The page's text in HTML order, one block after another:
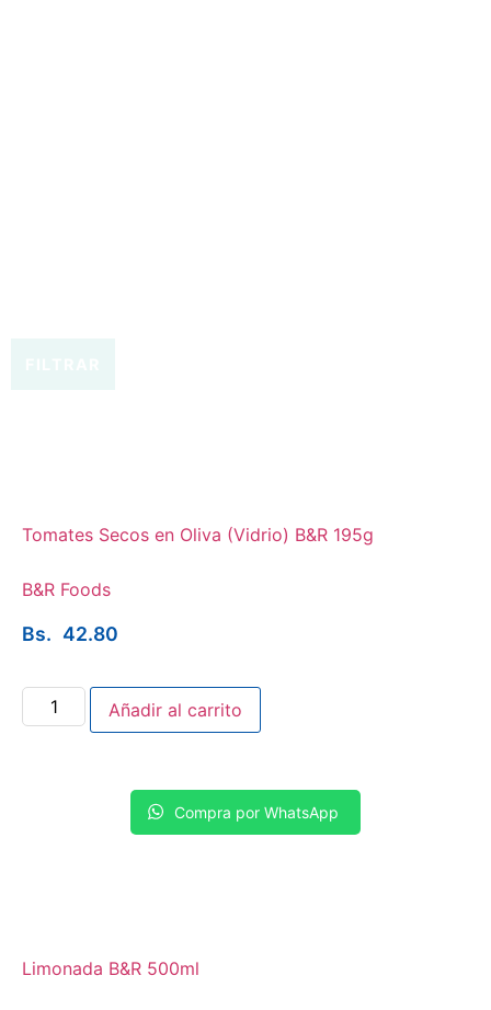
Tomates Secos en Oliva (Vidrio) B&R 195g
B&R Foods
Bs. 42.80
Añadir al carrito
Compra por WhatsApp
Limonada B&R 500ml